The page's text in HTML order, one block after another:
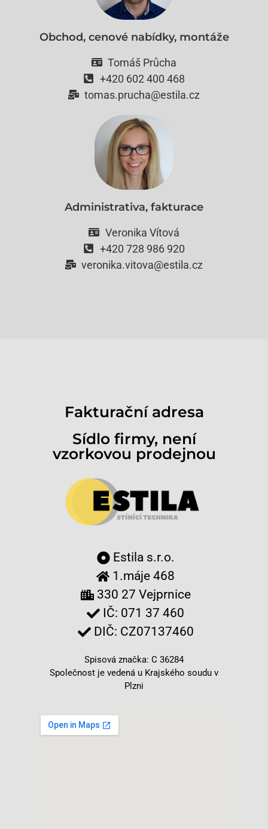
Obchod, cenové nabídky, montáže
Tomáš Průcha
+420 602 400 468
tomas.prucha@estila.cz
Administrativa, fakturace
Veronika Vítová
+420 728 986 920
veronika.vitova@estila.cz
Fakturační adresa
Sídlo firmy, není
vzorkovou prodejnou
Estila s.r.o.
1.máje 468
330 27 Vejprnice
IČ: 071 37 460
DIČ: CZ07137460
Spisová značka: C 36284
Společnost je vedená u Krajského soudu v
Plzni